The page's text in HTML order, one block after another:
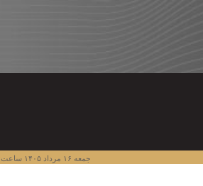
جمعه ۱۶ مرداد ۱۴۰۵ ساعت:۱۴:۱۳